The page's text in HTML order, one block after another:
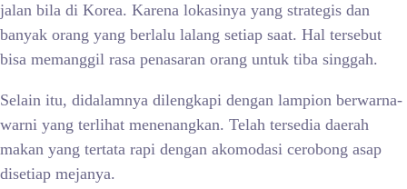
jalan bila di Korea. Karena lokasinya yang strategis dan
banyak orang yang berlalu lalang setiap saat. Hal tersebut
bisa memanggil rasa penasaran orang untuk tiba singgah.
Selain itu, didalamnya dilengkapi dengan lampion berwarna-
warni yang terlihat menenangkan. Telah tersedia daerah
makan yang tertata rapi dengan akomodasi cerobong asap
disetiap mejanya.